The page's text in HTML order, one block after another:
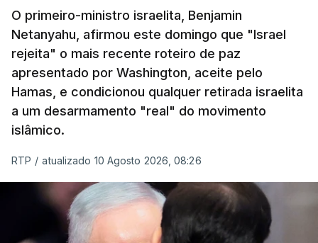
crítico na sequência do bombardeamento que no
último dia de fevereiro passado matou o pai, o
ayatollah Ali Khamenei, e outros membros da
família.
As imagens mostram Mojtaba Khamenei no que
será uma aula religiosa, mas sem qualquer
ERRO100
ERROR ON HTML5 MEDIA ELEMENT
O primeiro-ministro israelita, Benjamin
Netanyahu, afirmou este domingo que "Israel
rejeita" o mais recente roteiro de paz
apresentado por Washington, aceite pelo
Hamas, e condicionou qualquer retirada israelita
a um desarmamento "real" do movimento
islâmico.
RTP / atualizado 10 Agosto 2026, 08:26